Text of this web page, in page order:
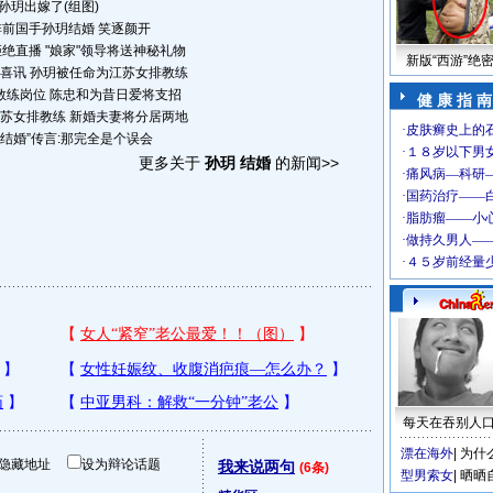
玥出嫁了(组图)
国手孙玥结婚 笑逐颜开
直播 "娘家"领导将送神秘礼物
讯 孙玥被任命为江苏女排教练
练岗位 陈忠和为昔日爱将支招
女排教练 新婚夫妻将分居两地
婚”传言:那完全是个误会
更多关于 孙玥 结婚的新闻>>
藏地址 设为辩论话题 我来说两句 (6条)
新版“西游”绝
健 康 指 南
每天在吞别人
漂在海外 为什
型男索女 晒晒